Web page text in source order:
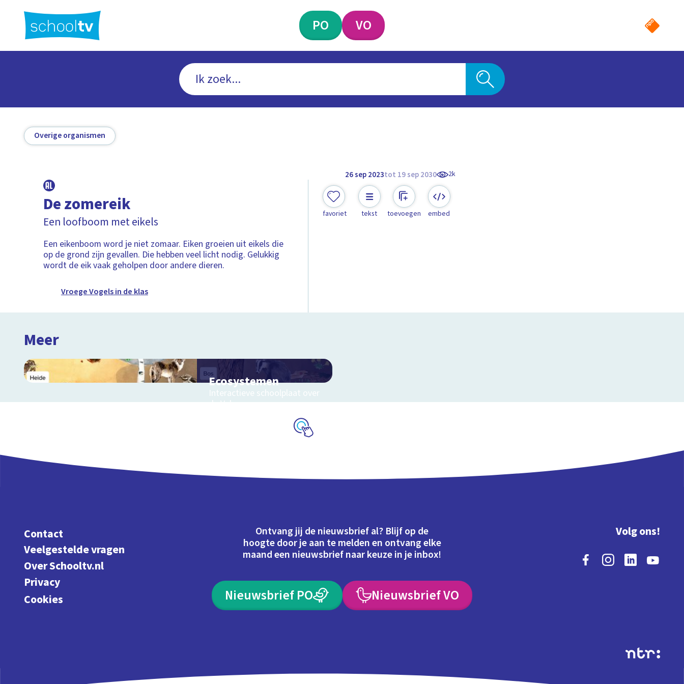
hoofdinhoud
PO VO
Overige organismen
26 sep 2023tot 19 sep 2030 2k
De zomereik
Een loofboom met eikels
Een eikenboom word je niet zomaar. Eiken groeien uit eikels die
op de grond zijn gevallen. Die hebben veel licht nodig. Gelukkig
wordt de eik vaak geholpen door andere dieren.
Vroege Vogels in de klas
favoriet tekst toevoegen embed
Meer
Ecosystemen
Interactieve schoolplaat over
de Veluwe
Contact
Veelgestelde vragen
Over Schooltv.nl
Privacy
Cookies
Ontvang jij de nieuwsbrief al? Blijf op de
hoogte door je aan te melden en ontvang elke
maand een nieuwsbrief naar keuze in je inbox!
Nieuwsbrief PO Nieuwsbrief VO
Volg ons!